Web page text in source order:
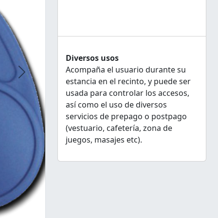
Next
Diversos usos
Acompaña el usuario durante su
estancia en el recinto, y puede ser
usada para controlar los accesos,
así como el uso de diversos
servicios de prepago o postpago
(vestuario, cafetería, zona de
juegos, masajes etc).